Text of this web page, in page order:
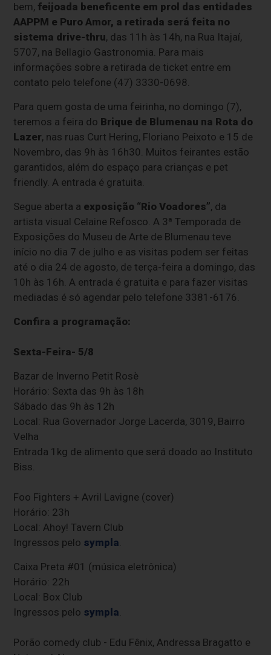
bem, feijoada beneficente em prol das entidades
AAPPM e Puro Amor, a retirada será feita no
sistema drive-thru, das 11h às 14h, na Rua Itajaí,
5707, na Bellagio Gastronomia. Para mais
informações sobre a retirada de ticket entre em
contato pelo telefone (47) 3330-0698.
Para quem gosta de uma feirinha, no domingo (7),
teremos a feira do Brique de Blumenau na Rota do
Lazer, nas ruas Curt Hering, Floriano Peixoto e 15 de
Novembro, das 9h às 16h30. Muitos feirantes estão
garantidos, além do espaço para crianças e pet
friendly. A entrada é gratuita.
Segue aberta a exposição “Rio Voadores”, da
artista visual Celaine Refosco. A 3ª Temporada de
Exposições do Museu de Arte de Blumenau teve
início no dia 7 de julho e as visitas podem ser feitas
até o dia 24 de agosto, de terça-feira a domingo, das
10h às 16h. A entrada é gratuita e para fazer visitas
mediadas é só agendar pelo telefone 3381-6176.
Confira a programação:
Sexta-Feira- 5/8
Bazar de Inverno Petit Rosè
Horário: Sexta das 9h às 18h
Sábado das 9h às 12h
Local: Rua Governador Jorge Lacerda, 3019, Bairro
Velha
Entrada 1kg de alimento que será doado ao Instituto
Biss.
Foo Fighters + Avril Lavigne (cover)
Horário: 23h
Local: Ahoy! Tavern Club
Ingressos pelo sympla.
Caixa Preta #01 (música eletrônica)
Horário: 22h
Local: Box Club
Ingressos pelo sympla.
Porão comedy club - Edu Fênix, Andressa Bragatto e